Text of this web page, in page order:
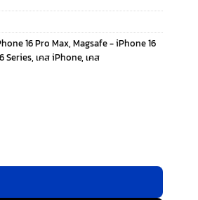
16 Pro Max, Magsafe - iPhone 16
Series, เคส iPhone, เคส
Pro Max - สี Clear ชิ้น